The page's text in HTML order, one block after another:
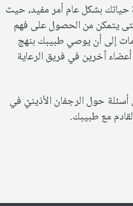
حياتك بشكل عام أمر مفيد، حيث
يتمكن من الحصول على فهم
إلى أن يوصي طبيبك بنهج
آخرين في فريق الرعاية
حول الرجفان الأذينيّ في
مع طبيبك.